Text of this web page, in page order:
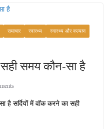
के लिए कश्मीर के 5 बेहतरीन
2026 1 Comment
समाचार स्वास्थ्य स्वास्थ्य और कल्याण
समय कौन-सा है
है सर्दियों में वॉक करने का सही